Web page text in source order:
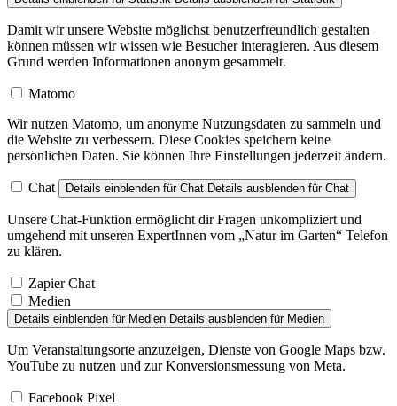
Damit wir unsere Website möglichst benutzerfreundlich gestalten
können müssen wir wissen wie Besucher interagieren. Aus diesem
Grund werden Informationen anonym gesammelt.
Matomo
Wir nutzen Matomo, um anonyme Nutzungsdaten zu sammeln und
die Website zu verbessern. Diese Cookies speichern keine
persönlichen Daten. Sie können Ihre Einstellungen jederzeit ändern.
Chat Details einblenden für Chat Details ausblenden für Chat
Unsere Chat-Funktion ermöglicht dir Fragen unkompliziert und
umgehend mit unseren ExpertInnen vom „Natur im Garten“ Telefon
zu klären.
Zapier Chat
Medien
Details einblenden für Medien Details ausblenden für Medien
Um Veranstaltungsorte anzuzeigen, Dienste von Google Maps bzw.
YouTube zu nutzen und zur Konversionsmessung von Meta.
Facebook Pixel